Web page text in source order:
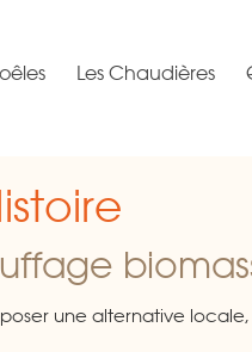
Les Chaudières
une alternative